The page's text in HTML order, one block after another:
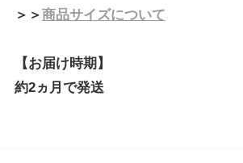
＞＞商品サイズについて
【お届け時期】
約2ヵ月で発送